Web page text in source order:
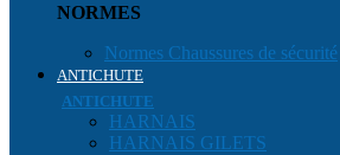
NORMES
Normes Chaussures de sécurité
ANTICHUTE
ANTICHUTE
HARNAIS
HARNAIS GILETS